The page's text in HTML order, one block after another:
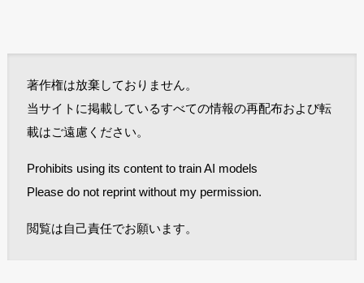
著作権は放棄しておりません。
当サイトに掲載しているすべての情報の再配布および転
載はご遠慮ください。
Prohibits using its content to train AI models
Please do not reprint without my permission.
閲覧は自己責任でお願います。